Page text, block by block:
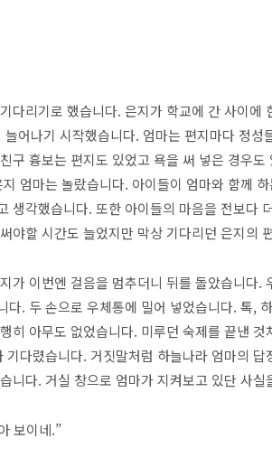
다리기로 했습니다. 은지가 학교에 간 사이에
어나기 시작했습니다. 엄마는 편지마다 정성
구 흉보는 편지도 있었고 욕을 써 넣은 경우
엄마는 놀랐습니다. 아이들이 엄마와 함께
생각했습니다. 또한 아이들의 마음을 전보다
야할 시간도 늘었지만 막상 기다리던 은지의
가 이번엔 걸음을 멈추더니 뒤를 돌았습니다.
다. 두 손으로 우체통에 밀어 넣었습니다. 톡,
히 아무도 없었습니다. 미루던 숙제를 끝낸
기다렸습니다. 거짓말처럼 하늘나라 엄마의
니다. 거실 창으로 엄마가 지켜보고 있단 사실
보이네.”